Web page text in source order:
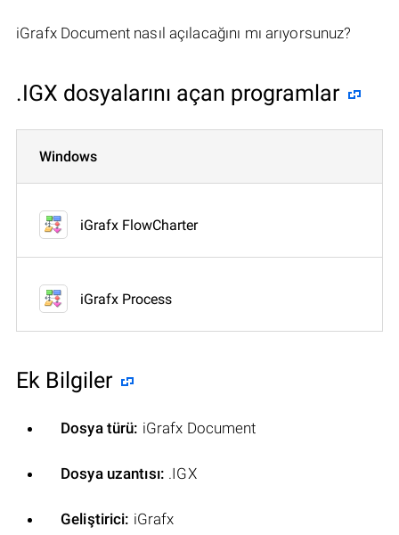
iGrafx Document nasıl açılacağını mı arıyorsunuz?
.IGX dosyalarını açan programlar
Windows
iGrafx FlowCharter
iGrafx Process
Ek Bilgiler
Dosya türü: iGrafx Document
Dosya uzantısı: .IGX
Geliştirici: iGrafx